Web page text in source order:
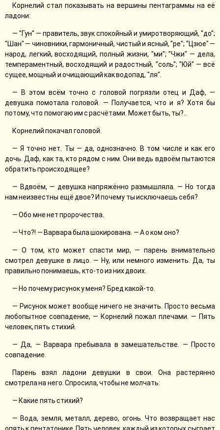
Корнелий стал показывать на вершины пентаграммы на её
ладони:
— "Гун" — правитель, звук спокойный и умиротворяющий, "до";
"Шан" — чиновники, гармоничный, чистый и ясный, "ре"; "Цзюе" —
народ, легкий, восходящий, полный жизни, "ми"; "Чжи" — дела,
темпераментный, восходящий и радостный, "соль"; "Юй" — всё
сущее, мощный и очищающий как водопад, "ля".
— В этом всём точно с головой погрязли отец и Даф, —
девушка помотала головой. — Получается, что и я? Хотя бы
потому, что помогаю им с расчётами. Может быть, ты?..
Корнелий покачал головой.
— Я точно нет. Ты — да, однозначно. В том числе и как его
дочь. Даф, как та, кто рядом с ним. Они ведь вдвоём пытаются
обратить происходящее?
— Вдвоём, — девушка напряжённо размышляла. — Но тогда
нам неизвестны ещё двое? И почему ты исключаешь себя?
— Обо мне нет пророчества.
— Что?! — Варвара была шокирована. — А о ком оно?
— О том, кто может спасти мир, — парень внимательно
смотрел девушке в лицо. — Ну, или немного изменить. Да, ты
правильно понимаешь, кто-то из них двоих.
— Но почему рисунок у меня? Бред какой-то.
— Рисунок может вообще ничего не значить. Просто весьма
любопытное совпадение, — Корнелий пожал плечами. — Пять
человек, пять стихий.
— Да, — Варвара пребывала в замешательстве. — Просто
совпадение.
Парень взял ладони девушки в свои. Она растерянно
смотрела на него. Спросила, чтобы не молчать:
— Какие пять стихий?
— Вода, земля, металл, дерево, огонь. Что возвращает нас